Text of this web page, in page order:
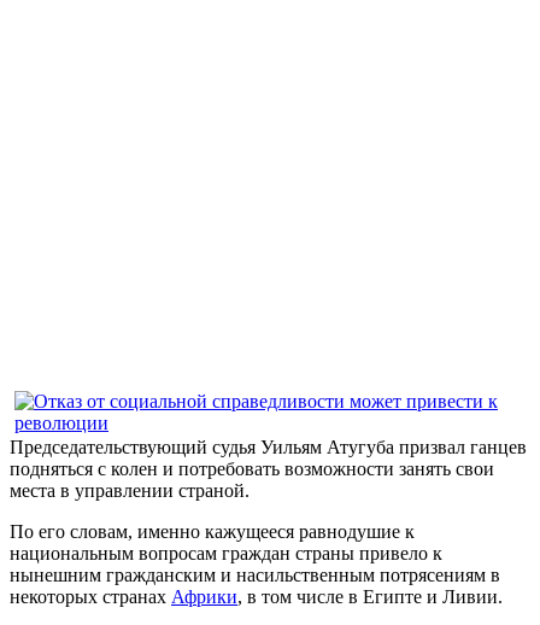
Председательствующий судья Уильям Атугуба призвал ганцев
подняться с колен и потребовать возможности занять свои
места в управлении страной.
По его словам, именно кажущееся равнодушие к
национальным вопросам граждан страны привело к
нынешним гражданским и насильственным потрясениям в
некоторых странах Африки, в том числе в Египте и Ливии.